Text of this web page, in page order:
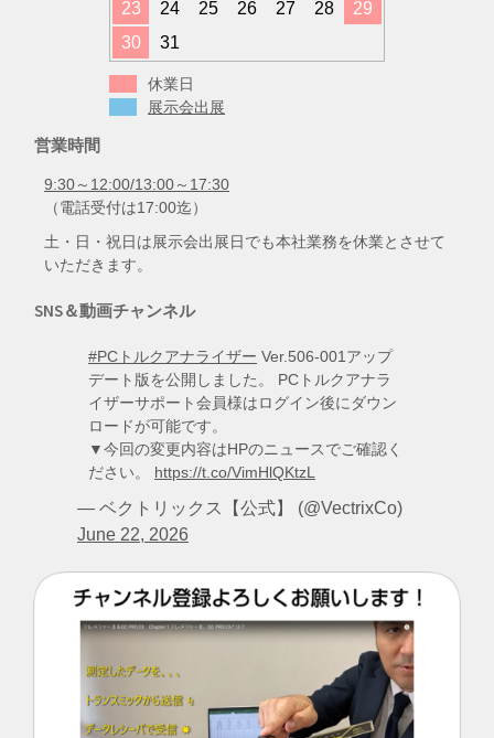
23 24 25 26 27 28
29
30
31
休業日
展示会出展
営業時間
9:30～12:00/13:00～17:30
（電話受付は17:00迄）
土・日・祝日は展示会出展日でも本社業務を休業とさせて
いただきます。
SNS＆動画チャンネル
#PCトルクアナライザー Ver.506-001アップ
デート版を公開しました。 PCトルクアナラ
イザーサポート会員様はログイン後にダウン
ロードが可能です。
▼今回の変更内容はHPのニュースでご確認く
ださい。 https://t.co/VimHlQKtzL
— ベクトリックス【公式】 (@VectrixCo)
June 22, 2026